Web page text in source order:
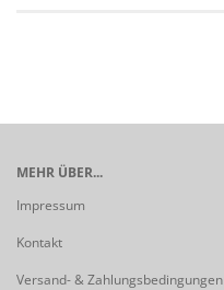
MEHR ÜBER...
Impressum
Kontakt
Versand- & Zahlungsbedingungen